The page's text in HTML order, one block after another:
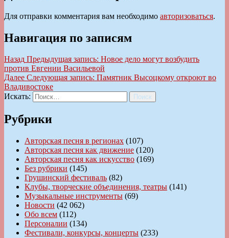
Для отправки комментария вам необходимо авторизоваться.
Навигация по записям
Назад Предыдущая запись: Новое дело могут возбудить
против Евгении Васильевой
Далее Следующая запись: Памятник Высоцкому откроют во
Владивостоке
Искать:
Поиск
Рубрики
Авторская песня в регионах (107)
Авторская песня как движение (120)
Авторская песня как искусство (169)
Без рубрики (145)
Грушинский фестиваль (82)
Клубы, творческие объединения, театры (141)
Музыкальные инструменты (69)
Новости (42 062)
Обо всем (112)
Персоналии (134)
Фестивали, конкурсы, концерты (233)